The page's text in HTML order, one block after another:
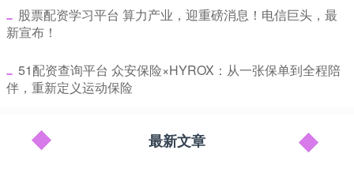
​股票配资学习平台 算力产业，迎重磅消息！电信巨头，最
新宣布！
​51配资查询平台 众安保险×HYROX：从一张保单到全程陪
伴，重新定义运动保险
最新文章